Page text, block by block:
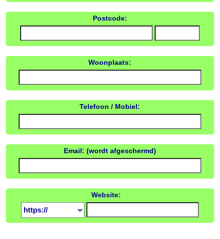
Postcode:
Woonplaats:
Telefoon / Mobiel:
Email: (wordt afgeschermd)
Website: